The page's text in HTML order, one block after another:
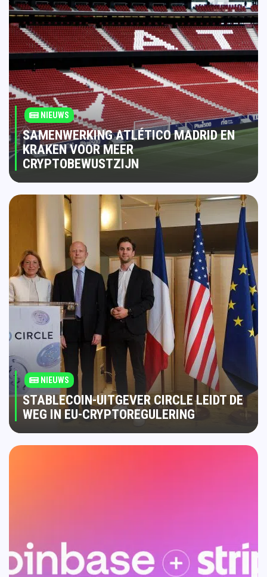
NIEUWS
SAMENWERKING ATLÉTICO MADRID EN
KRAKEN VOOR MEER
CRYPTOBEWUSTZIJN
NIEUWS
STABLECOIN-UITGEVER CIRCLE LEIDT DE
WEG IN EU-CRYPTOREGULERING